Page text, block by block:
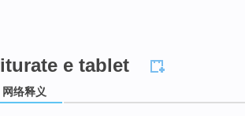
e tablet
网络释义